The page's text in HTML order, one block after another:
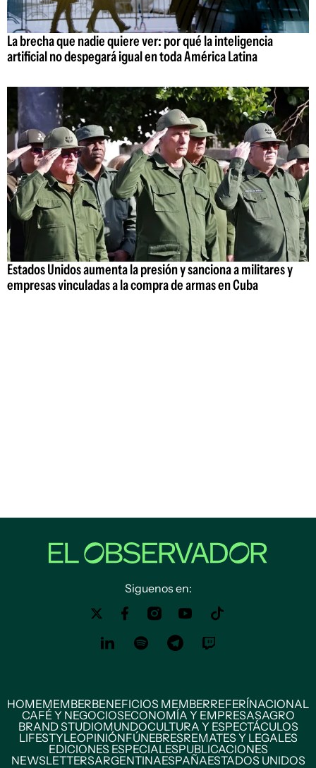
La brecha que nadie quiere ver: por qué la inteligencia
artificial no despegará igual en toda América Latina
Estados Unidos aumenta la presión y sanciona a militares y
empresas vinculadas a la compra de armas en Cuba
Siguenos en:
HOMEMEMBERBENEFICIOS MEMBERREFERÍNACIONAL
CAFÉ Y NEGOCIOSECONOMÍA Y EMPRESASAGRO
BRAND STUDIOMUNDOCULTURA Y ESPECTÁCULOS
LIFESTYLEOPINIÓNFÚNEBRESREMATES Y LEGALES
EDICIONES ESPECIALESPUBLICACIONES
NEWSLETTERSARGENTINAESPAÑAESTADOS UNIDOS